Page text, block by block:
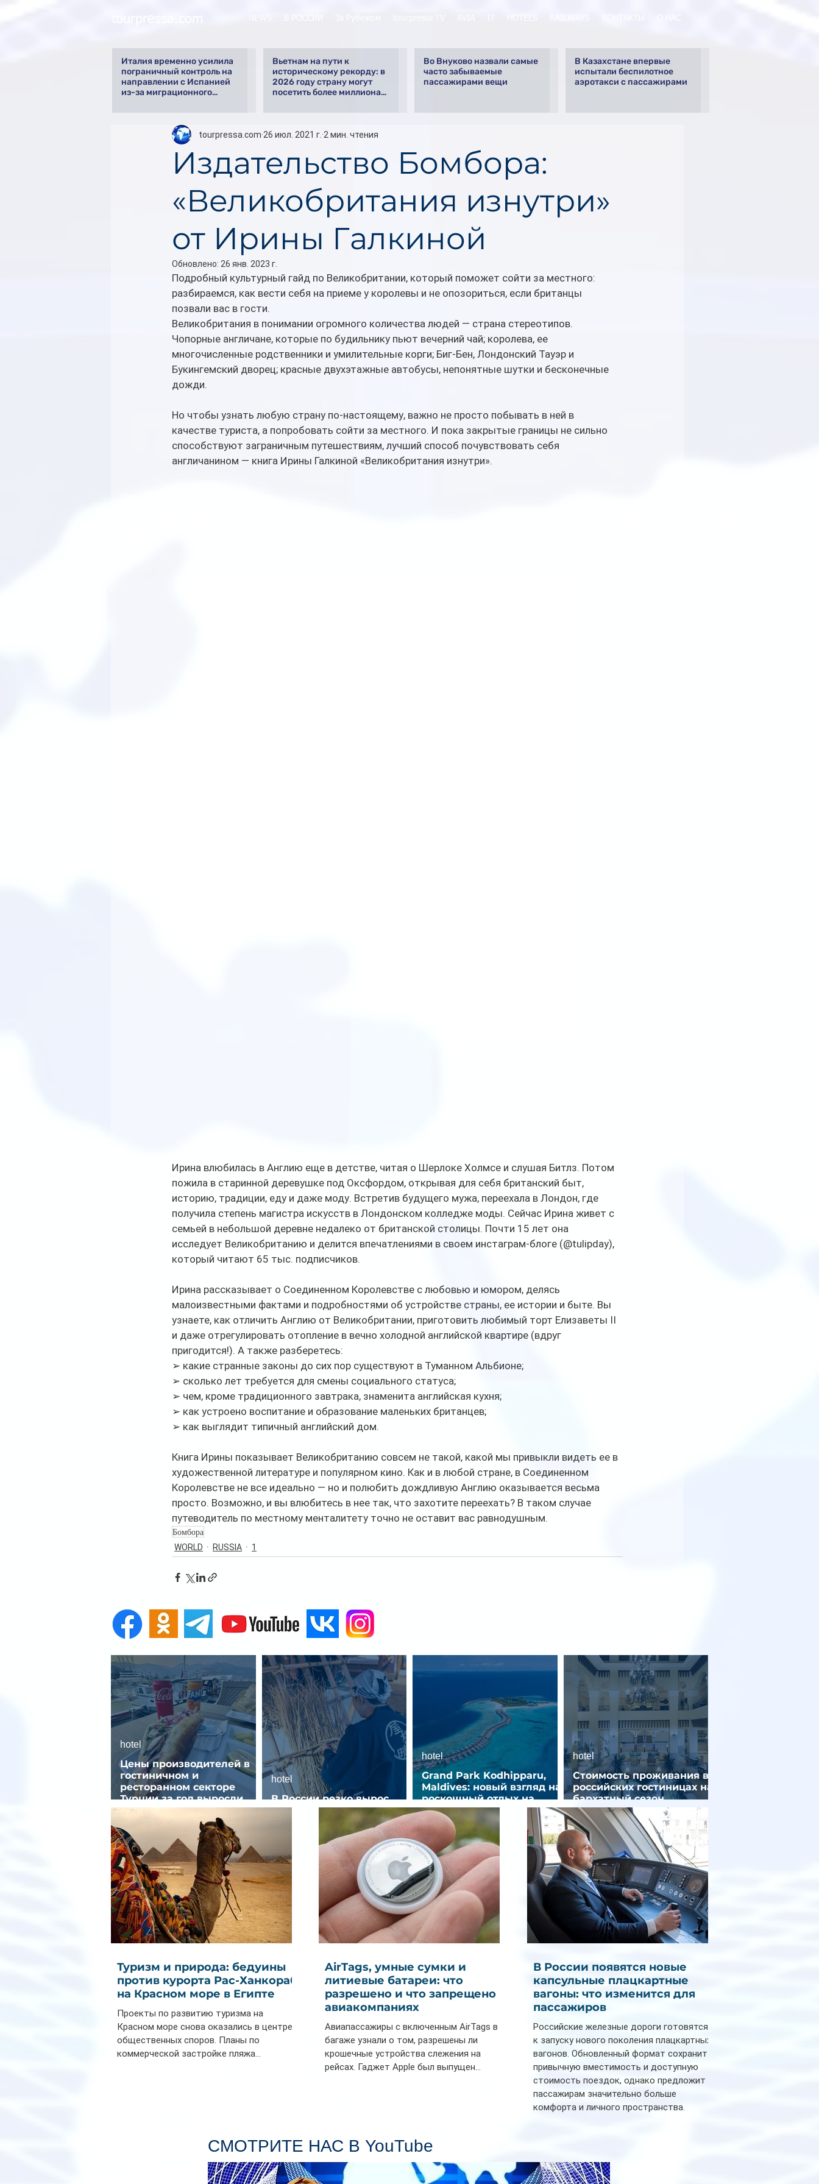
Италия временно усилила
пограничный контроль на
направлении с Испанией
из-за миграционного
Вьетнам на пути к
историческому рекорду: в
2026 году страну могут
посетить более миллиона
Во Внуково назвали самые
часто забываемые
пассажирами вещи
В Казахстане впервые
испытали беспилотное
аэротакси с пассажирами
Издательство Бомбора:
«Великобритания изнутри»
от Ирины Галкиной
tourpressa.com 26 июл. 2021 г. 2 мин. чтения
Обновлено: 26 янв. 2023 г.
Подробный культурный гайд по Великобритании, который поможет сойти за местного:
разбираемся, как вести себя на приеме у королевы и не опозориться, если британцы
позвали вас в гости.
Великобритания в понимании огромного количества людей — страна стереотипов.
Чопорные англичане, которые по будильнику пьют вечерний чай; королева, ее
многочисленные родственники и умилительные корги; Биг-Бен, Лондонский Тауэр и
Букингемский дворец; красные двухэтажные автобусы, непонятные шутки и бесконечные
дожди.
Но чтобы узнать любую страну по-настоящему, важно не просто побывать в ней в
качестве туриста, а попробовать сойти за местного. И пока закрытые границы не сильно
способствуют заграничным путешествиям, лучший способ почувствовать себя
англичанином — книга Ирины Галкиной «Великобритания изнутри».
Ирина влюбилась в Англию еще в детстве, читая о Шерлоке Холмсе и слушая Битлз. Потом
пожила в старинной деревушке под Оксфордом, открывая для себя британский быт,
историю, традиции, еду и даже моду. Встретив будущего мужа, переехала в Лондон, где
получила степень магистра искусств в Лондонском колледже моды. Сейчас Ирина живет с
семьей в небольшой деревне недалеко от британской столицы. Почти 15 лет она
исследует Великобританию и делится впечатлениями в своем инстаграм-блоге (@tulipday),
который читают 65 тыс. подписчиков.
Ирина рассказывает о Соединенном Королевстве с любовью и юмором, делясь
малоизвестными фактами и подробностями об устройстве страны, ее истории и быте. Вы
узнаете, как отличить Англию от Великобритании, приготовить любимый торт Елизаветы II
и даже отрегулировать отопление в вечно холодной английской квартире (вдруг
пригодится!). А также разберетесь:
➢ какие странные законы до сих пор существуют в Туманном Альбионе;
➢ сколько лет требуется для смены социального статуса;
➢ чем, кроме традиционного завтрака, знаменита английская кухня;
➢ как устроено воспитание и образование маленьких британцев;
➢ как выглядит типичный английский дом.
Книга Ирины показывает Великобританию совсем не такой, какой мы привыкли видеть ее в
художественной литературе и популярном кино. Как и в любой стране, в Соединенном
Королевстве не все идеально — но и полюбить дождливую Англию оказывается весьма
просто. Возможно, и вы влюбитесь в нее так, что захотите переехать? В таком случае
путеводитель по местному менталитету точно не оставит вас равнодушным.
Бомбора
WORLD RUSSIA 1
Цены производителей в
гостиничном и
ресторанном секторе
Турции за год выросли
почти на 32%
hotel
В России резко вырос
спрос на отели без звезд
hotel
Grand Park Kodhipparu,
Maldives: новый взгляд на
роскошный отдых на
Мальдивах
hotel
Стоимость проживания в
российских гостиницах на
бархатный сезон
снизилась на 9%
hotel
Туризм и природа: бедуины
против курорта Рас-Ханкораб
на Красном море в Египте
Проекты по развитию туризма на
Красном море снова оказались в центре
общественных споров. Планы по
коммерческой застройке пляжа...
AirTags, умные сумки и
литиевые батареи: что
разрешено и что запрещено в
авиакомпаниях
Авиапассажиры с включенным AirTags в
багаже узнали о том, разрешены ли
крошечные устройства слежения на
рейсах. Гаджет Apple был выпущен...
В России появятся новые
капсульные плацкартные
вагоны: что изменится для
пассажиров
Российские железные дороги готовятся
к запуску нового поколения плацкартных
вагонов. Обновленный формат сохранит
привычную вместимость и доступную
стоимость поездок, однако предложит
пассажирам значительно больше
комфорта и личного пространства.
индивидуальные шторки у каждого
спального места. Они позволят
СМОТРИТЕ НАС В YouTube